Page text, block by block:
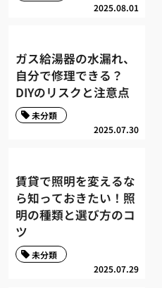
2025.08.01
ガス給湯器の水漏れ、
自分で修理できる？
DIYのリスクと注意点
2025.07.30
未分類
賃貸で照明を変えるな
ら知っておきたい！照
明の種類と選び方のコ
ツ
2025.07.29
未分類